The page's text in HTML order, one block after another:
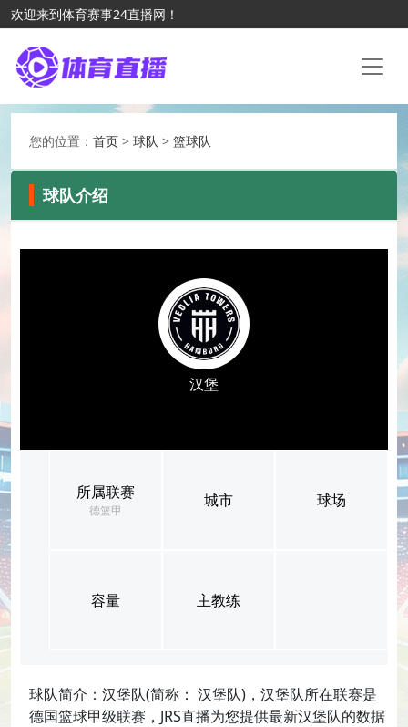
欢迎来到体育赛事24直播网！
您的位置： 首页 > 球队 > 篮球队
球队介绍
汉堡
所属联赛
德篮甲
城市 球场
容量 主教练
球队简介：汉堡队(简称： 汉堡队)，汉堡队所在联赛是
德国篮球甲级联赛，JRS直播为您提供最新汉堡队的数据